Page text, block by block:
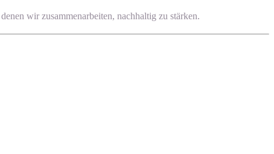
wir zusammenarbeiten, nachhaltig zu stärken.